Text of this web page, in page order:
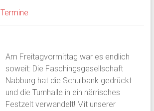
Termine
Am Freitagvormittag war es endlich
soweit: Die Faschingsgesellschaft
Nabburg hat die Schulbank gedrückt
und die Turnhalle in ein närrisches
Festzelt verwandelt! Mit unserer